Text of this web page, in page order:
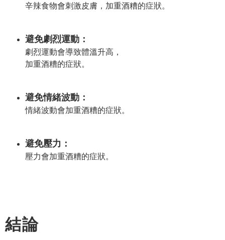
辛辣食物會刺激皮膚，加重酒糟的症狀。
避免劇烈運動：
劇烈運動會導致體溫升高，
加重酒糟的症狀。
避免情緒波動：
情緒波動會加重酒糟的症狀。
避免壓力：
壓力會加重酒糟的症狀。
結論